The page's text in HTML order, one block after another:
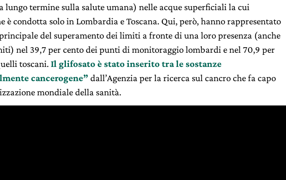
lungo termine sulla salute umana) nelle acque superficiali la cui
è condotta solo in Lombardia e Toscana. Qui, però, hanno rappresentato
del superamento dei limiti a fronte di una loro presenza (anche
nel 39,7 per cento dei punti di monitoraggio lombardi e nel 70,9 per
toscani.Il glifosato è stato inserito tra le sostanze
cancerogene” dall’Agenzia per la ricerca sul cancro che fa capo
mondiale della sanità.